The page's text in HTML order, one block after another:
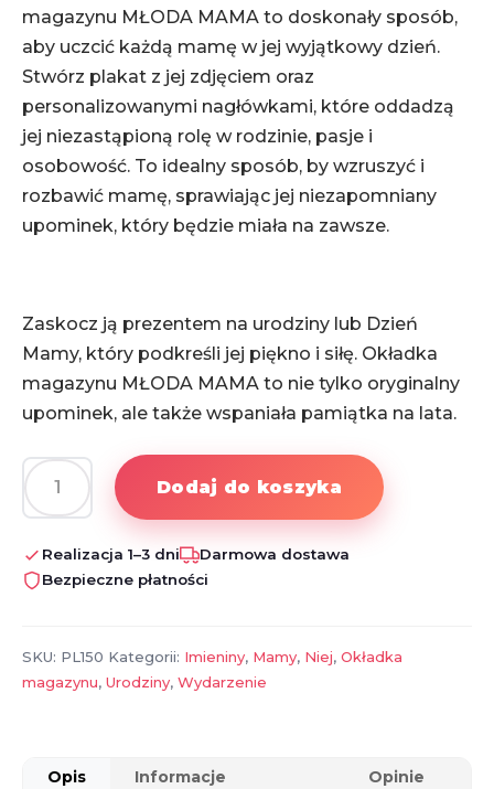
magazynu MŁODA MAMA to doskonały sposób,
aby uczcić każdą mamę w jej wyjątkowy dzień.
Stwórz plakat z jej zdjęciem oraz
personalizowanymi nagłówkami, które oddadzą
jej niezastąpioną rolę w rodzinie, pasje i
osobowość. To idealny sposób, by wzruszyć i
rozbawić mamę, sprawiając jej niezapomniany
upominek, który będzie miała na zawsze.
Zaskocz ją prezentem na urodziny lub Dzień
Mamy, który podkreśli jej piękno i siłę. Okładka
magazynu MŁODA MAMA to nie tylko oryginalny
upominek, ale także wspaniała pamiątka na lata.
ilość
Okładka
Magazynu
MŁODA
Wyjątkowy
Prezent
Dodaj do koszyka
Realizacja 1–3 dni
Darmowa dostawa
Bezpieczne płatności
SKU: PL150 Kategorii: Imieniny, Mamy, Niej, Okładka
magazynu, Urodziny, Wydarzenie
Opis
Informacje
Opinie